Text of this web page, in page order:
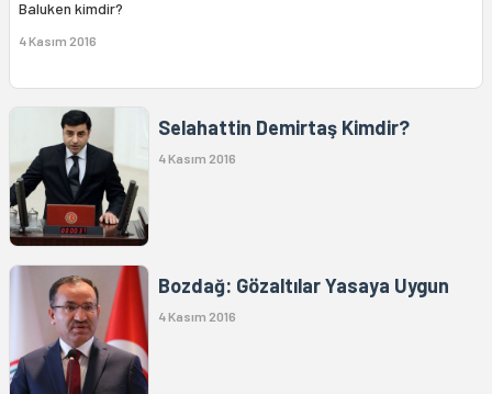
Baluken kimdir?
4 Kasım 2016
Selahattin Demirtaş Kimdir?
4 Kasım 2016
Bozdağ: Gözaltılar Yasaya Uygun
4 Kasım 2016